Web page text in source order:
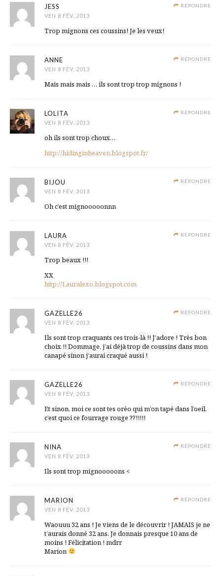
RÉPONDRE
JESS
VEN 8 FÉV, 2013
Trop mignons ces coussins! Je les veux!
RÉPONDRE
ANNE
VEN 8 FÉV, 2013
Mais mais mais … ils sont trop trop mignons !
RÉPONDRE
LOLITA
VEN 8 FÉV, 2013
oh ils sont trop choux…
http://hidinginheaven.blogspot.fr/
RÉPONDRE
BIJOU
VEN 8 FÉV, 2013
Oh c’est mignooooonnn
RÉPONDRE
LAURA
VEN 8 FÉV, 2013
Trop beaux !!!
XX
http://Lauralexo.blogspot.com
RÉPONDRE
GAZELLE26
VEN 8 FÉV, 2013
Ils sont trop craquants ces trois-là !! J’adore ! Très bon
choix !! Dommage, j’ai déjà trop de coussins dans mon
canapé sinon j’aurai craqué aussi !
RÉPONDRE
GAZELLE26
VEN 8 FÉV, 2013
Et sinon, moi ce sont tes oréo qui m’on tapé dans l’oeil,
c’est quoi ce fourrage rouge ??!!!!!
RÉPONDRE
NINA
VEN 8 FÉV, 2013
Ils sont trop mignooooons <
RÉPONDRE
MARION
VEN 8 FÉV, 2013
Waouuu 32 ans ! Je viens de le découvrir ! JAMAIS je ne
t’aurais donné 32 ans. Je donnais presque 10 ans de
moins ! Félicitation ! mdrr
Marion